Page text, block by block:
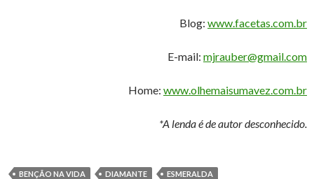
Blog: www.facetas.com.br
E-mail: mjrauber@gmail.com
Home: www.olhemaisumavez.com.br
*A lenda é de autor desconhecido.
BENÇÃO NA VIDA DIAMANTE
ESMERALDA